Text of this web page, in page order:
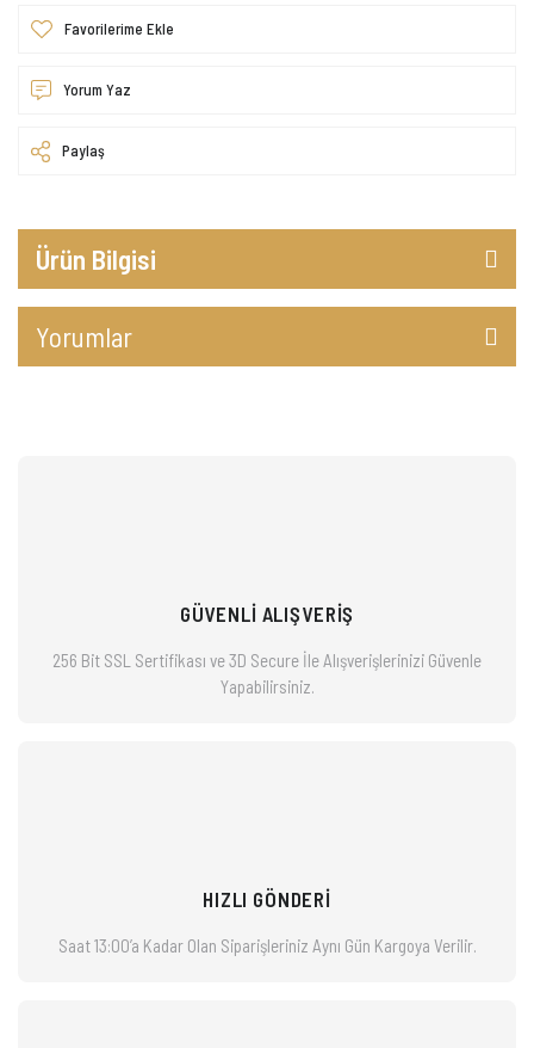
Yorum Yaz
Paylaş
Ürün Bilgisi
Yorumlar
GÜVENLİ ALIŞVERİŞ
256 Bit SSL Sertifikası ve 3D Secure İle Alışverişlerinizi Güvenle
Yapabilirsiniz.
HIZLI GÖNDERİ
Saat 13:00’a Kadar Olan Siparişleriniz Aynı Gün Kargoya Verilir.